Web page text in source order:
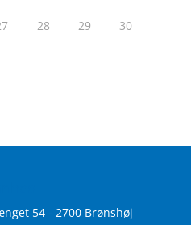
28 29 30
54 - 2700 Brønshøj